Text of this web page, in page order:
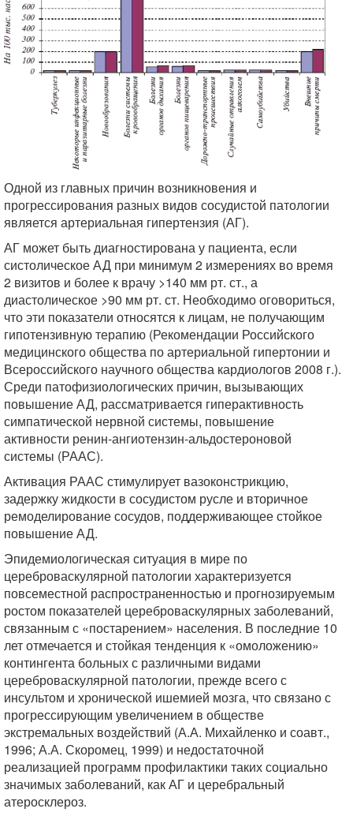
Одной из главных причин возникновения и
прогрессирования разных видов сосудистой патологии
является артериальная гипертензия (АГ).
АГ может быть диагностирована у пациента, если
систолическое АД при минимум 2 измерениях во время
2 визитов и более к врачу >140 мм рт. ст., а
диастолическое >90 мм рт. ст. Необходимо оговориться,
что эти показатели относятся к лицам, не получающим
гипотензивную терапию (Рекомендации Российского
медицинского общества по артериальной гипертонии и
Всероссийского научного общества кардиологов 2008 г.).
Среди патофизиологических причин, вызывающих
повышение АД, рассматривается гиперактивность
симпатической нервной системы, повышение
активности ренин-ангиотензин-альдостероновой
системы (РААС).
Активация РААС стимулирует вазоконстрикцию,
задержку жидкости в сосудистом русле и вторичное
ремоделирование сосудов, поддерживающее стойкое
повышение АД.
Эпидемиологическая ситуация в мире по
цереброваскулярной патологии характеризуется
повсеместной распространенностью и прогнозируемым
ростом показателей цереброваскулярных заболеваний,
связанным с «постарением» населения. В последние 10
лет отмечается и стойкая тенденция к «омоложению»
контингента больных с различными видами
цереброваскулярной патологии, прежде всего с
инсультом и хронической ишемией мозга, что связано с
прогрессирующим увеличением в обществе
экстремальных воздействий (А.А. Михайленко и соавт.,
1996; А.А. Скоромец, 1999) и недостаточной
реализацией программ профилактики таких социально
значимых заболеваний, как АГ и церебральный
атеросклероз.